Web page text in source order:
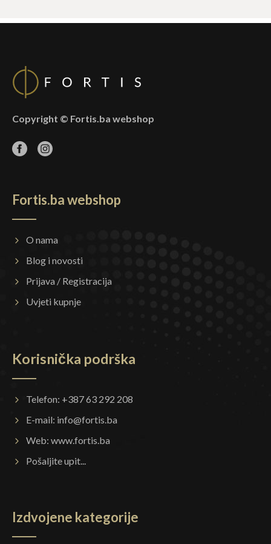
Copyright © Fortis.ba webshop
Fortis.ba webshop
O nama
Blog i novosti
Prijava / Registracija
Uvjeti kupnje
Korisnička podrška
Telefon: +387 63 292 208
E-mail: info@fortis.ba
Web: www.fortis.ba
Pošaljite upit...
Izdvojene kategorije